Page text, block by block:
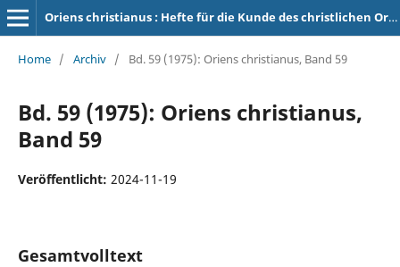
Oriens christianus : Hefte für die Kunde des christlichen Orients
Home / Archiv / Bd. 59 (1975): Oriens christianus, Band 59
Bd. 59 (1975): Oriens christianus,
Band 59
Veröffentlicht: 2024-11-19
Gesamtvolltext